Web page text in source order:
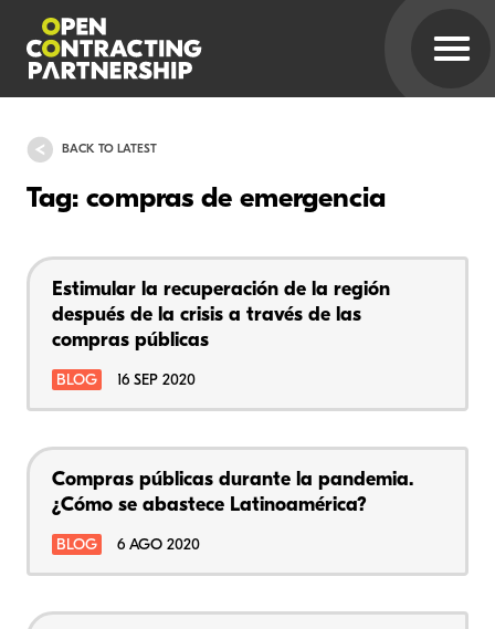
BACK TO LATEST
Tag: compras de emergencia
Estimular la recuperación de la región
después de la crisis a través de las
compras públicas
BLOG 16 SEP 2020
Compras públicas durante la pandemia.
¿Cómo se abastece Latinoamérica?
BLOG 6 AGO 2020